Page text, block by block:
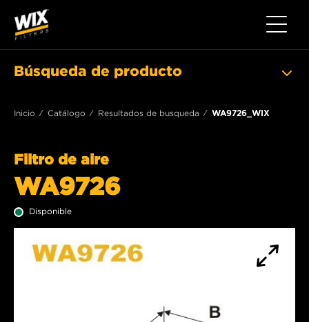
Toggle
Búsqueda de producto
Inicio Catálogo Resultados de busqueda WA9726_WIX
Filtro de aire
WA9726
Disponible